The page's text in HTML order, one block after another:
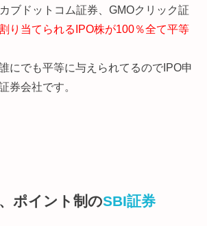
ブドットコム証券、GMOクリック証
り当てられるIPO株が100％全て平等
にでも平等に与えられてるのでIPO申
券会社です。
ポイント制のSBI証券